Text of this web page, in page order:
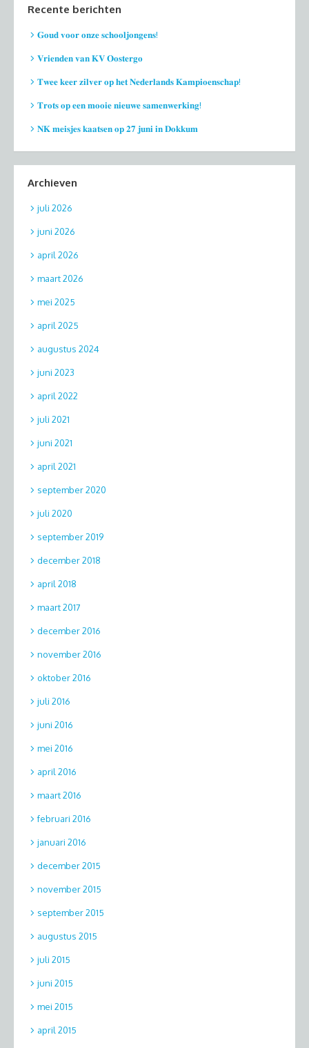
Recente berichten
𝐆𝐨𝐮𝐝 𝐯𝐨𝐨𝐫 𝐨𝐧𝐳𝐞 𝐬𝐜𝐡𝐨𝐨𝐥𝐣𝐨𝐧𝐠𝐞𝐧𝐬!
𝐕𝐫𝐢𝐞𝐧𝐝𝐞𝐧 𝐯𝐚𝐧 𝐊𝐕 𝐎𝐨𝐬𝐭𝐞𝐫𝐠𝐨
𝐓𝐰𝐞𝐞 𝐤𝐞𝐞𝐫 𝐳𝐢𝐥𝐯𝐞𝐫 𝐨𝐩 𝐡𝐞𝐭 𝐍𝐞𝐝𝐞𝐫𝐥𝐚𝐧𝐝𝐬 𝐊𝐚𝐦𝐩𝐢𝐨𝐞𝐧𝐬𝐜𝐡𝐚𝐩!
𝐓𝐫𝐨𝐭𝐬 𝐨𝐩 𝐞𝐞𝐧 𝐦𝐨𝐨𝐢𝐞 𝐧𝐢𝐞𝐮𝐰𝐞 𝐬𝐚𝐦𝐞𝐧𝐰𝐞𝐫𝐤𝐢𝐧𝐠!
𝐍𝐊 𝐦𝐞𝐢𝐬𝐣𝐞𝐬 𝐤𝐚𝐚𝐭𝐬𝐞𝐧 𝐨𝐩 𝟐𝟕 𝐣𝐮𝐧𝐢 𝐢𝐧 𝐃𝐨𝐤𝐤𝐮𝐦
Archieven
juli 2026
juni 2026
april 2026
maart 2026
mei 2025
april 2025
augustus 2024
juni 2023
april 2022
juli 2021
juni 2021
april 2021
september 2020
juli 2020
september 2019
december 2018
april 2018
maart 2017
december 2016
november 2016
oktober 2016
juli 2016
juni 2016
mei 2016
april 2016
maart 2016
februari 2016
januari 2016
december 2015
november 2015
september 2015
augustus 2015
juli 2015
juni 2015
mei 2015
april 2015